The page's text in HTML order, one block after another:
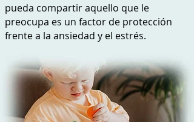
pueda compartir aquello que le
preocupa es un factor de protección
frente a la ansiedad y el estrés.